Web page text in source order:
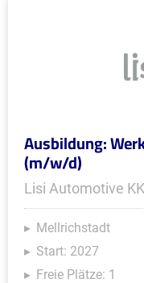
Ausbildung:
(m/w/d)
Lisi Automotive
Mellrichstadt
Start: 2027
Freie Plätze: 1